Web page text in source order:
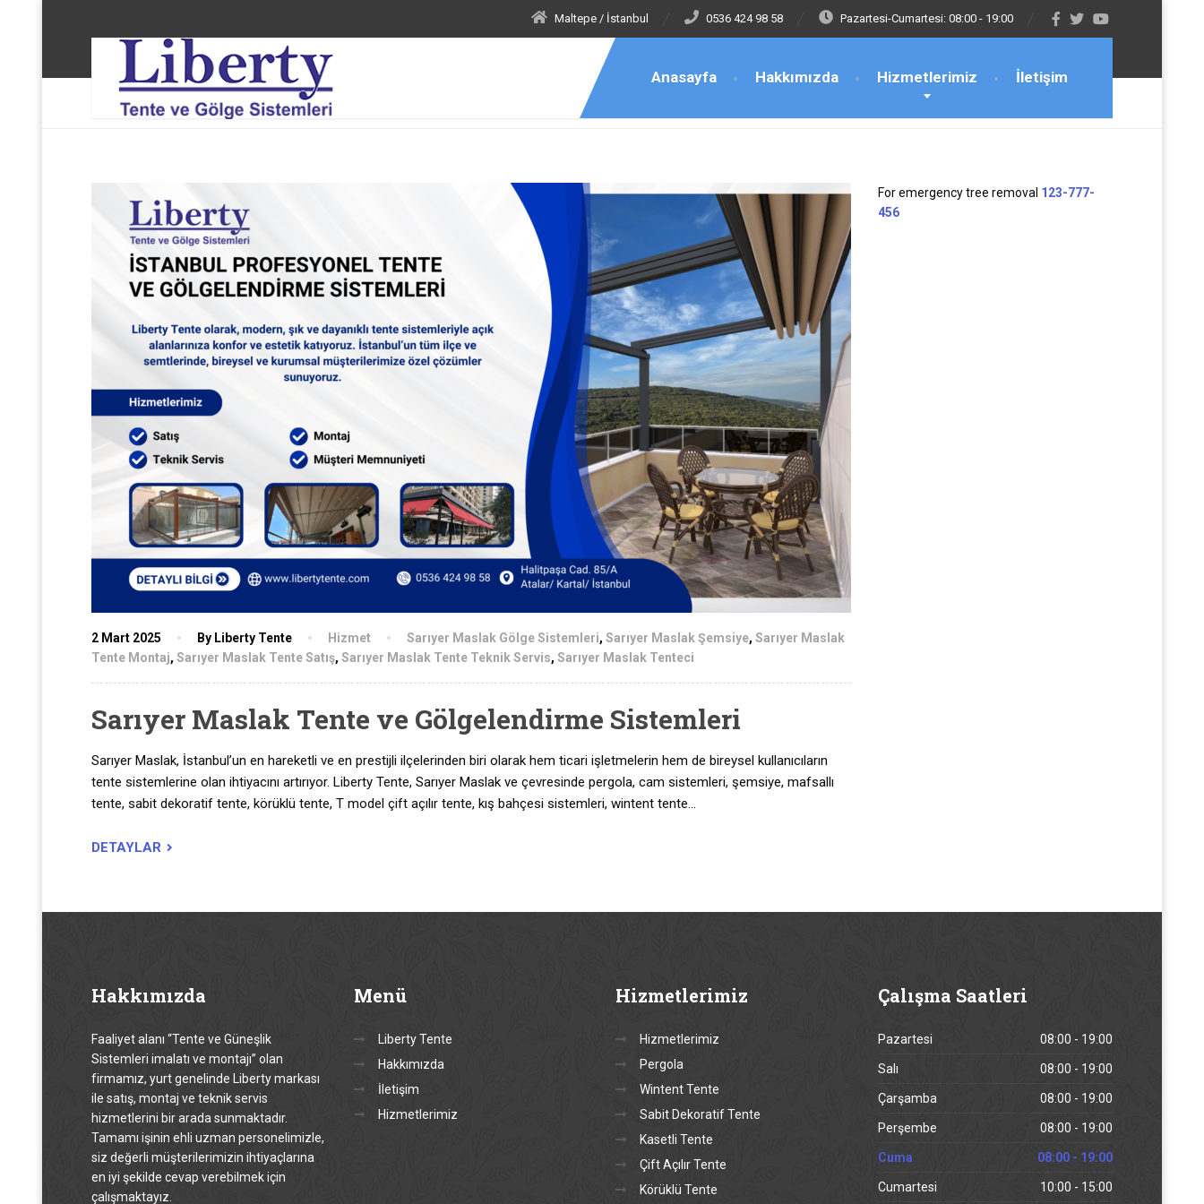
Maltepe / İstanbul 0536 424 98 58 Pazartesi-Cumartesi: 08:00 - 19:00
Anasayfa Hakkımızda Hizmetlerimiz İletişim
Liberty Tente ve Gölge Sistemleri Sarıyer Maslak Tenteci
2 Mart 2025 By Liberty Tente Hizmet Sarıyer Maslak Gölge Sistemleri, Sarıyer Maslak Şemsiye, Sarıyer Maslak
Tente Montaj, Sarıyer Maslak Tente Satış, Sarıyer Maslak Tente Teknik Servis, Sarıyer Maslak Tenteci
Sarıyer Maslak Tente ve Gölgelendirme Sistemleri
Sarıyer Maslak, İstanbul’un en hareketli ve en prestijli ilçelerinden biri olarak hem ticari işletmelerin hem de bireysel kullanıcıların
tente sistemlerine olan ihtiyacını artırıyor. Liberty Tente, Sarıyer Maslak ve çevresinde pergola, cam sistemleri, şemsiye, mafsallı
tente, sabit dekoratif tente, körüklü tente, T model çift açılır tente, kış bahçesi sistemleri, wintent tente…
DETAYLAR
For emergency tree removal 123-777-
456
Hakkımızda
Faaliyet alanı “Tente ve Güneşlik
Sistemleri imalatı ve montajı” olan
firmamız, yurt genelinde Liberty markası
ile satış, montaj ve teknik servis
hizmetlerini bir arada sunmaktadır.
Tamamı işinin ehli uzman personelimizle,
siz değerli müşterilerimizin ihtiyaçlarına
en iyi şekilde cevap verebilmek için
çalışmaktayız.
Menü
Liberty Tente
Hakkımızda
İletişim
Hizmetlerimiz
Hizmetlerimiz
Hizmetlerimiz
Pergola
Wintent Tente
Sabit Dekoratif Tente
Kasetli Tente
Çift Açılır Tente
Körüklü Tente
Çalışma Saatleri
Pazartesi 08:00 - 19:00
Salı 08:00 - 19:00
Çarşamba 08:00 - 19:00
Perşembe 08:00 - 19:00
Cuma 08:00 - 19:00
Cumartesi 10:00 - 15:00